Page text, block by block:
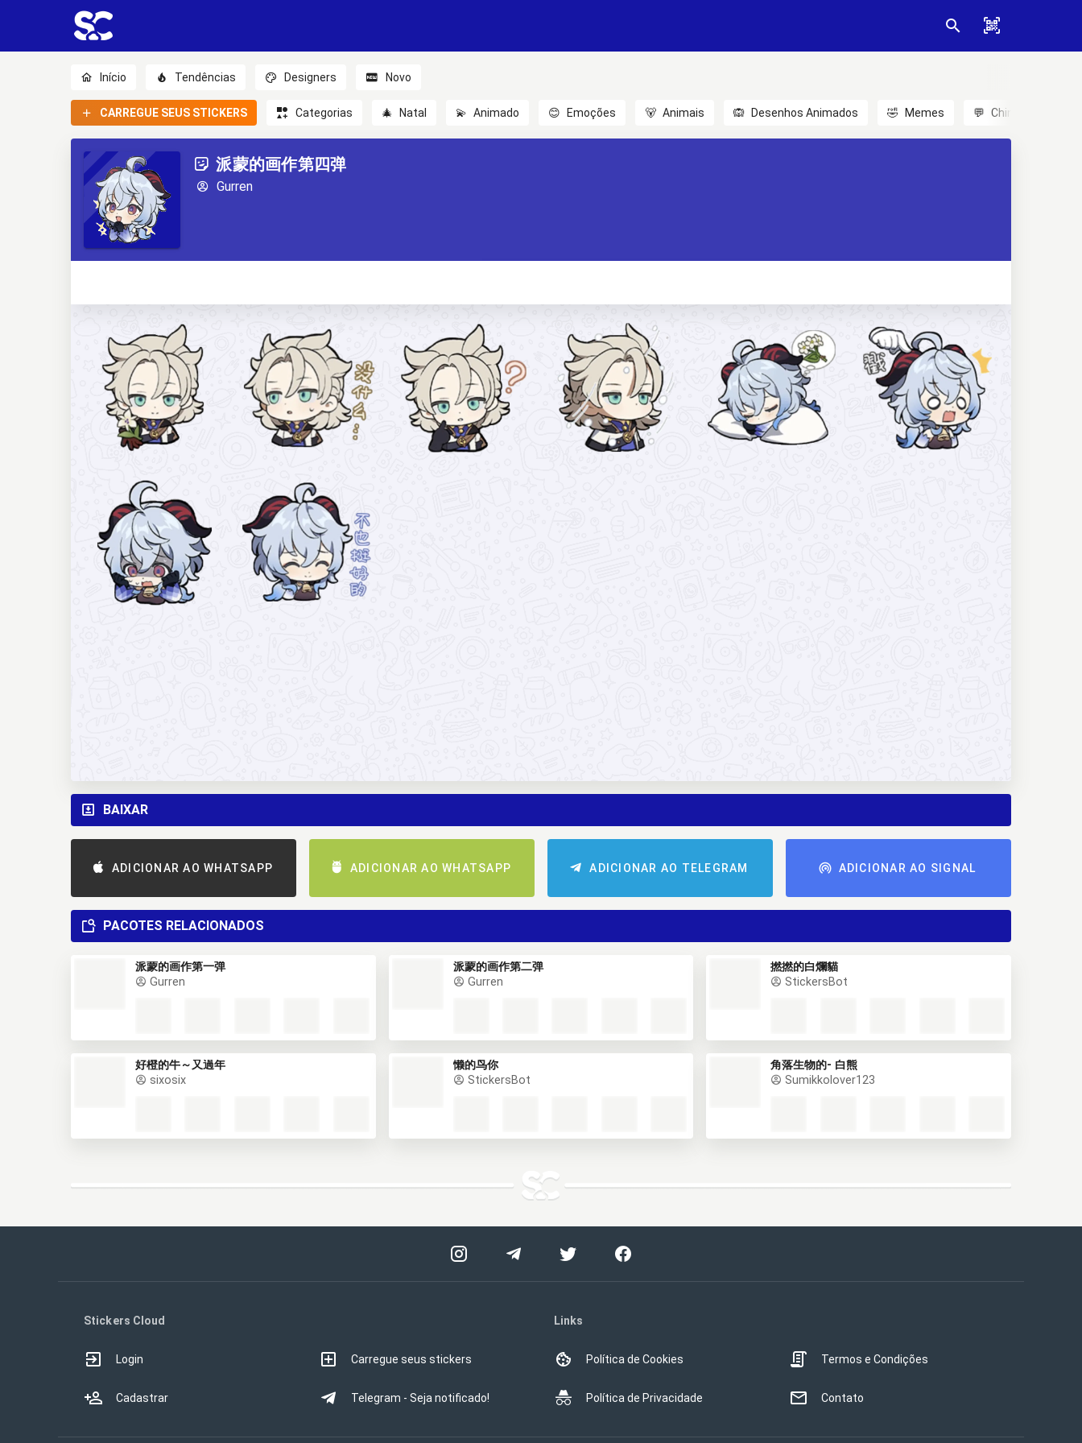
Início Tendências Designers Novo
CARREGUE SEUS STICKERS Categorias 🎄 Natal 💫 Animado 😊 Emoções 🐻 Animais 🙉 Desenhos Animados 🤣 Memes 💬 Chinês
派蒙的画作第四弹
Gurren
BAIXAR
ADICIONAR AO WHATSAPP ADICIONAR AO WHATSAPP ADICIONAR AO TELEGRAM ADICIONAR AO SIGNAL
PACOTES RELACIONADOS
派蒙的画作第一弹
Gurren
派蒙的画作第二弹
Gurren
撚撚的白爛貓
StickersBot
好橙的牛～又過年
sixosix
懒的鸟你
StickersBot
角落生物的- 白熊
Sumikkolover123
Stickers Cloud
Login
Cadastrar
Carregue seus stickers
Telegram - Seja notificado!
Links
Política de Cookies
Política de Privacidade
Termos e Condições
Contato